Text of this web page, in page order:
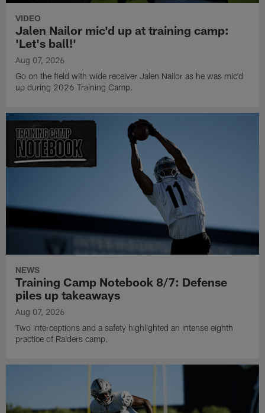
VIDEO
Jalen Nailor mic'd up at training camp:
'Let's ball!'
Aug 07, 2026
Go on the field with wide receiver Jalen Nailor as he was mic'd
up during 2026 Training Camp.
NEWS
Training Camp Notebook 8/7: Defense
piles up takeaways
Aug 07, 2026
Two interceptions and a safety highlighted an intense eighth
practice of Raiders camp.